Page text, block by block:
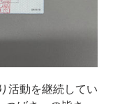
活動を継続してい